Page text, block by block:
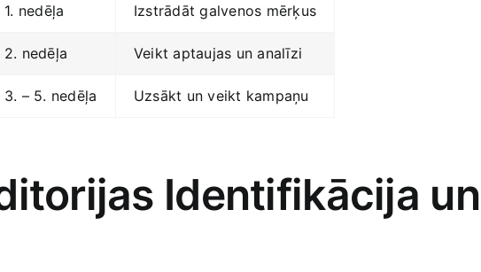
1. ⁣nedēļa Izstrādāt galvenos mērķus
2. nedēļa Veikt​ aptaujas un analīzi
3. – 5. nedēļa Uzsākt un veikt kampaņu
Identifikācija